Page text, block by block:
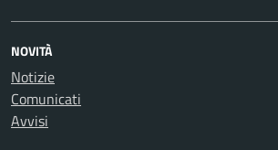
NOVITÀ
Notizie
Comunicati
Avvisi